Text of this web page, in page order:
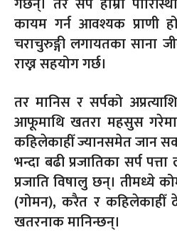
कायम गर्न आवश्यक प्राणी
चराचुरुङ्गी लगायतका साना
राख्न सहयोग गर्छ।
तर मानिस र सर्पको
आफूमाथि खतरा महसुस
कहिलेकाहीँ ज्यानसमेत जान
भन्दा बढी प्रजातिका सर्प
प्रजाति विषालु छन्। तीमध्ये
(गोमन), करैत र कहिलेकाहीँ
खतरनाक मानिन्छन्।